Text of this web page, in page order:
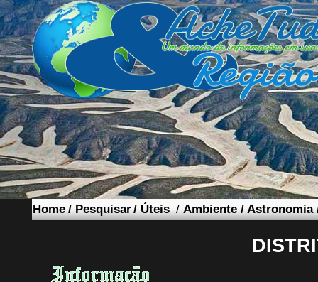
Home/Pesquisar/Úteis/Ambiente /Astronomia